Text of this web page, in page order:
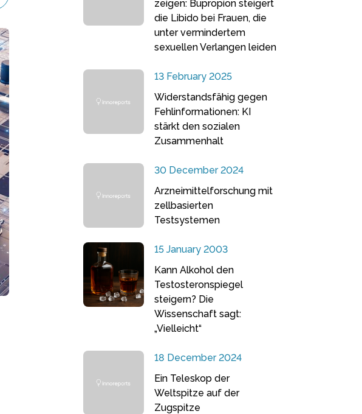
zeigen: Bupropion steigert
die Libido bei Frauen, die
unter vermindertem
sexuellen Verlangen leiden
13 February 2025
Widerstandsfähig gegen
Fehlinformationen: KI
stärkt den sozialen
Zusammenhalt
30 December 2024
Arzneimittelforschung mit
zellbasierten
Testsystemen
15 January 2003
Kann Alkohol den
Testosteronspiegel
steigern? Die
Wissenschaft sagt:
„Vielleicht“
18 December 2024
Ein Teleskop der
Weltspitze auf der
Zugspitze